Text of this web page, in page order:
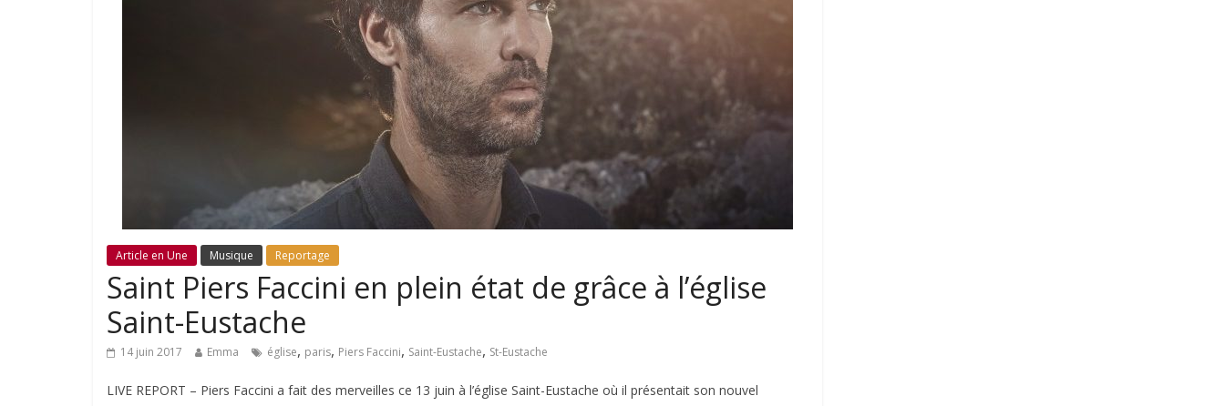
Article en Une Musique Reportage
Saint Piers Faccini en plein état de grâce à l’église
Saint-Eustache
14 juin 2017 Emma église, paris, Piers Faccini, Saint-Eustache, St-Eustache
LIVE REPORT – Piers Faccini a fait des merveilles ce 13 juin à l’église Saint-Eustache où il présentait son nouvel